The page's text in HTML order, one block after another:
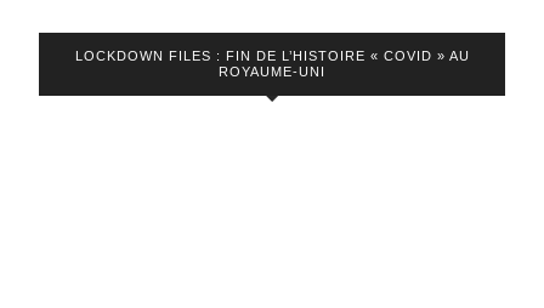
LOCKDOWN FILES : FIN DE L’HISTOIRE « COVID » AU
ROYAUME-UNI